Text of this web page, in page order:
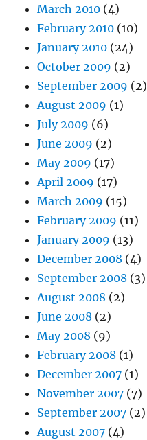
March 2010 (4)
February 2010 (10)
January 2010 (24)
October 2009 (2)
September 2009 (2)
August 2009 (1)
July 2009 (6)
June 2009 (2)
May 2009 (17)
April 2009 (17)
March 2009 (15)
February 2009 (11)
January 2009 (13)
December 2008 (4)
September 2008 (3)
August 2008 (2)
June 2008 (2)
May 2008 (9)
February 2008 (1)
December 2007 (1)
November 2007 (7)
September 2007 (2)
August 2007 (4)